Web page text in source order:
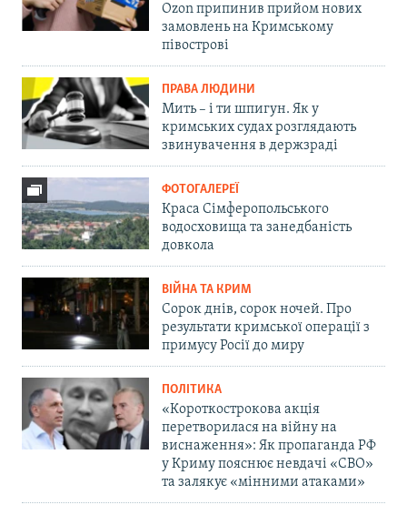
Ozon припинив прийом нових
замовлень на Кримському
півострові
ПРАВА ЛЮДИНИ
Мить – і ти шпигун. Як у
кримських судах розглядають
звинувачення в держзраді
ФОТОГАЛЕРЕЇ
Краса Сімферопольського
водосховища та занедбаність
довкола
ВІЙНА ТА КРИМ
Сорок днів, сорок ночей. Про
результати кримської операції з
примусу Росії до миру
ПОЛІТИКА
«Короткострокова акція
перетворилася на війну на
виснаження»: Як пропаганда РФ
у Криму пояснює невдачі «СВО»
та залякує «мінними атаками»